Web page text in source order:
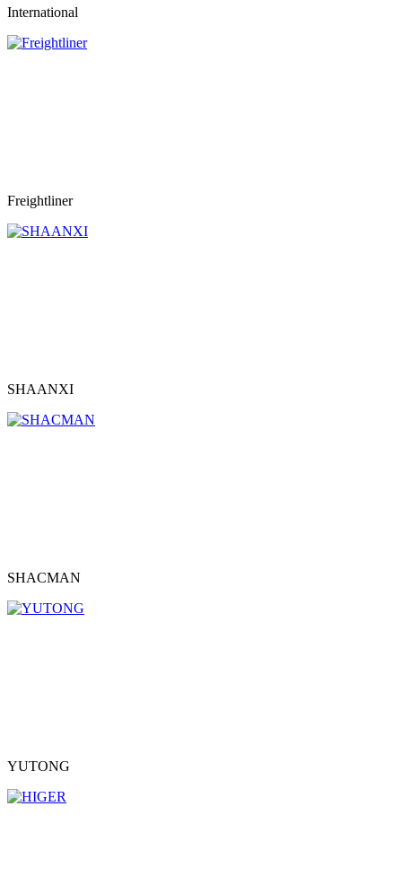
International
Freightliner
SHAANXI
SHACMAN
YUTONG